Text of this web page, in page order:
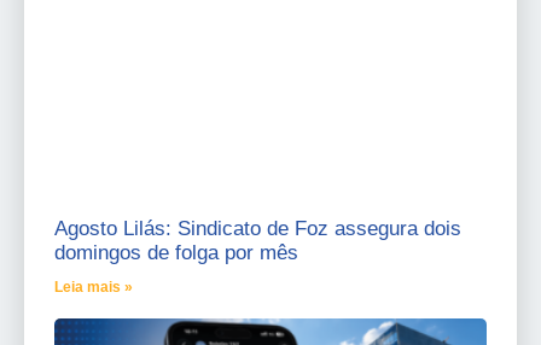
Agosto Lilás: Sindicato de Foz assegura dois
domingos de folga por mês
Leia mais »